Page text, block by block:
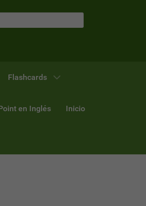
Flashcards
en Inglés Inicio